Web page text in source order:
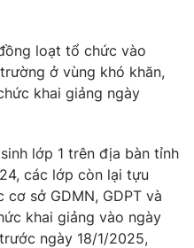
loạt tổ chức vào
ở vùng khó khăn,
khai giảng ngày
lớp 1 trên địa bàn tỉnh
các lớp còn lại tựu
sở GDMN, GDPT và
khai giảng vào ngày
ngày 18/1/2025,